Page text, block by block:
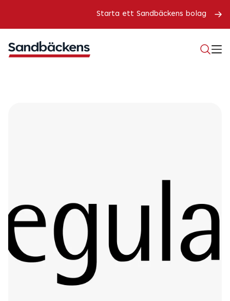
Starta ett Sandbäckens bolag